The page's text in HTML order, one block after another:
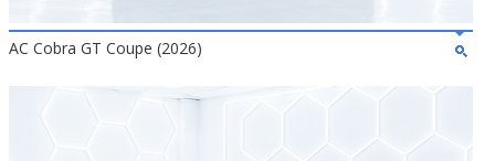
AC Cobra GT Coupe (2026)